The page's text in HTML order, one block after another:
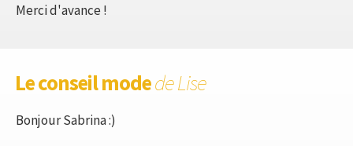
Merci d'avance !
Le conseil modede Lise
Bonjour Sabrina :)